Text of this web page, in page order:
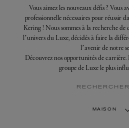
DÉV.
PRESSE
Vous aimez les nouveaux défis ? Vous
professionnelle nécessaires pour réussir
Kering ! Nous sommes à la recherche de
l’univers du Luxe, décidés à faire la
l’avenir de notre
Découvrez nos opportunités de carrière.
groupe de Luxe le plus
MAISON